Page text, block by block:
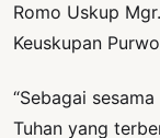
Romo Uskup
Keuskupan
“Sebagai
Tuhan yang